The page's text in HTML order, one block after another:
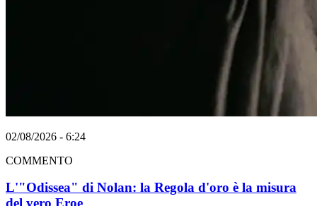
02/08/2026 - 6:24
COMMENTO
L'"Odissea" di Nolan: la Regola d'oro è la misura